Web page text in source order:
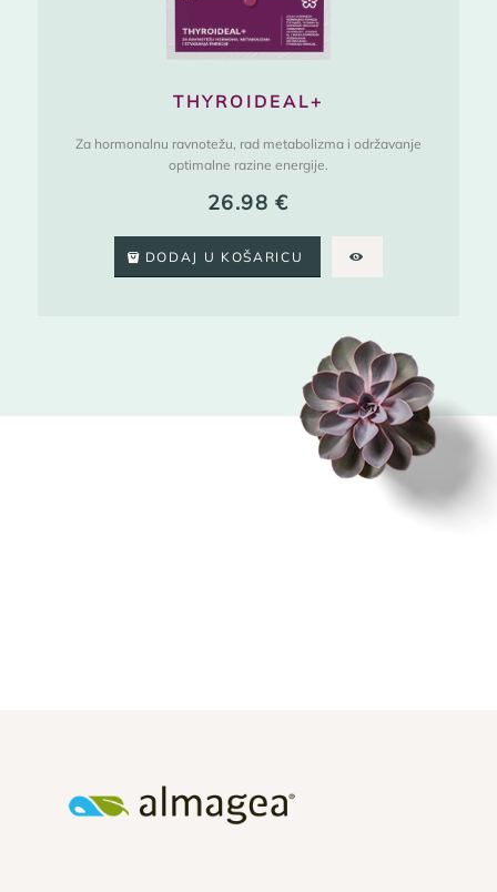
THYROIDEAL+
Za hormonalnu ravnotežu, rad metabolizma i održavanje
optimalne razine energije.
26.98€
DODAJ U KOŠARICU